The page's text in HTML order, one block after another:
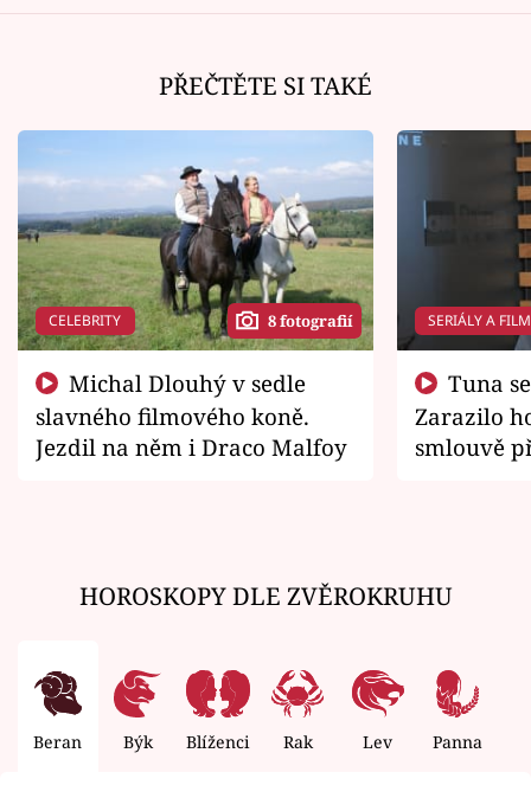
PŘEČTĚTE SI TAKÉ
CELEBRITY 8 fotografií
slavného filmového koně.
Jezdil na něm i Draco Malfoy
SERIÁLY A
Zarazilo
smlouvě
HOROSKOPY DLE ZVĚROKRUHU
Beran Býk Blíženci Rak Lev Panna